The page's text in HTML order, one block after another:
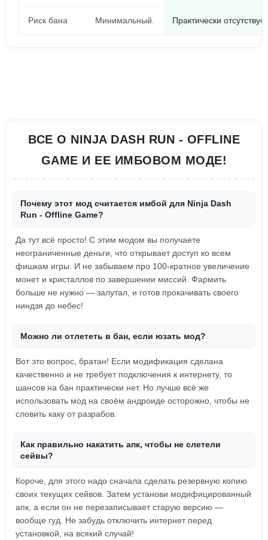
Риск бана Минимальный. Практически
ВСЕ О NINJA DASH RUN - OFFLINE
GAME И ЕЕ ИМБОВОМ МОДЕ!
Почему этот мод считается имбой для Ninja Dash
Run - Offline Game?
Да тут всё просто! С этим модом вы получаете
неограниченные деньги, что открывает доступ ко всем
фишкам игры. И не забываем про 100-кратное увеличение
монет и кристаллов по завершении миссий. Фармить
больше не нужно — залутал, и готов прокачивать своего
ниндзя до небес!
Можно ли отлететь в бан, если юзать мод?
Вот это вопрос, братан! Если модификация сделана
качественно и не требует подключения к интернету, то
шансов на бан практически нет. Но лучше всё же
использовать мод на своём андроиде осторожно, чтобы не
словить каку от разрабов.
Как правильно накатить апк, чтобы не слетели
сейвы?
Короче, для этого надо сначала сделать резервную копию
своих текущих сейвов. Затем установи модифицированный
апк, а если он не перезаписывает старую версию —
вообще гуд. Не забудь отключить интернет перед
установкой, на всякий случай!